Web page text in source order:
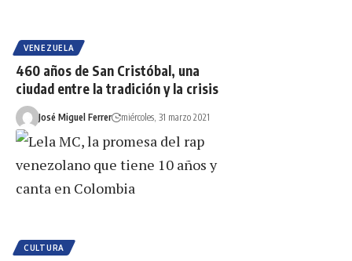
VENEZUELA
460 años de San Cristóbal, una
ciudad entre la tradición y la crisis
José Miguel Ferrer miércoles, 31 marzo 2021
CULTURA